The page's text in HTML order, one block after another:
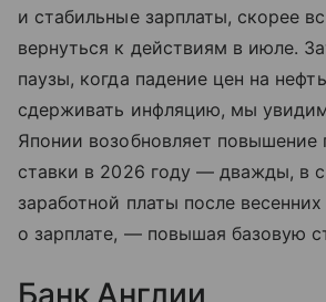
и стабильные зарплаты, скорее
вернуться к действиям в июле.
паузы, когда падение цен на
сдерживать инфляцию, мы
Японии возобновляет повышение
ставки в 2026 году — дважды, в
заработной платы после
о зарплате, — повышая базовую
Банк Англии